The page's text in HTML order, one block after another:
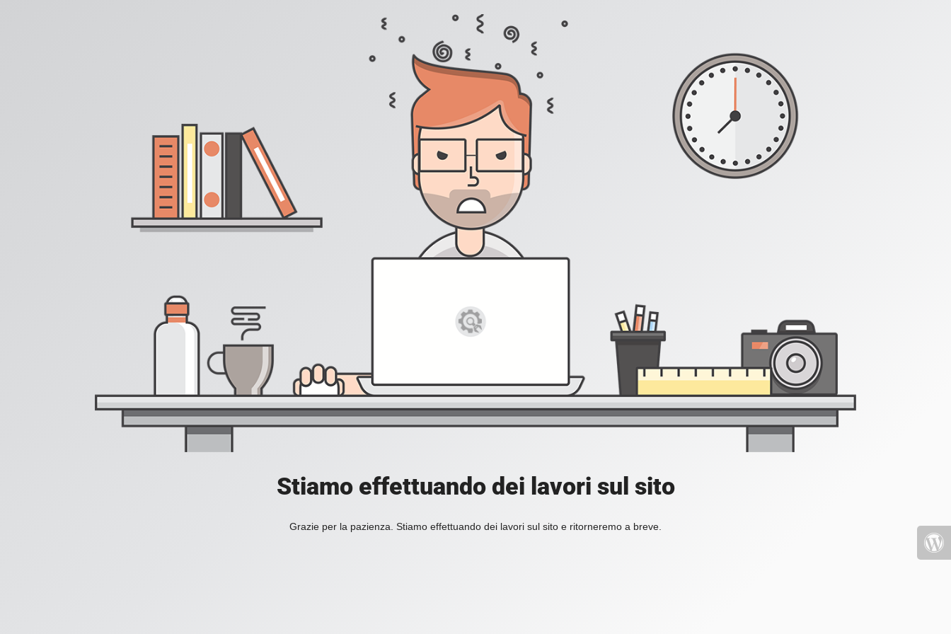
Stiamo effettuando dei lavori sul sito
Grazie per la pazienza. Stiamo effettuando dei lavori sul sito e ritorneremo a breve.